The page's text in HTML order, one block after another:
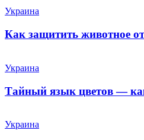
Украина
Как защитить животное
Украина
Тайный язык цветов —
Украина